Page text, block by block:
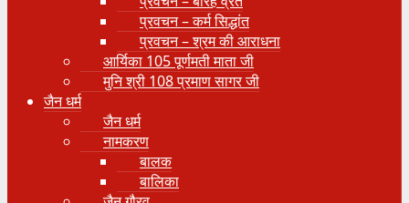
प्रवचन – कर्म सिद्धांत
प्रवचन – श्रम की आराधना
आर्यिका 105 पूर्णमती माता जी
मुनि श्री 108 प्रमाण सागर जी
जैन धर्म
जैन धर्म
नामकरण
बालक
बालिका